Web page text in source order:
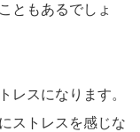
ともあるでしょ
レスになります。
ストレスを感じな